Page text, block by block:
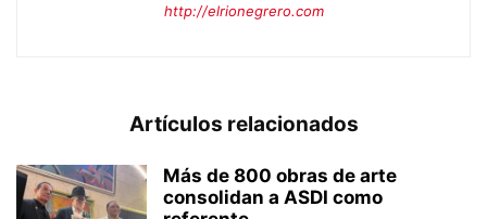
http://elrionegrero.com
Artículos relacionados
Más de 800 obras de arte
consolidan a ASDI como